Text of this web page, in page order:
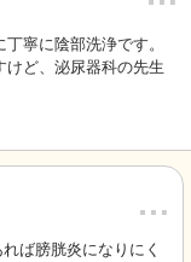
寧に陰部洗浄です。
けど、泌尿器科の先生
…
ば膀胱炎になりにく